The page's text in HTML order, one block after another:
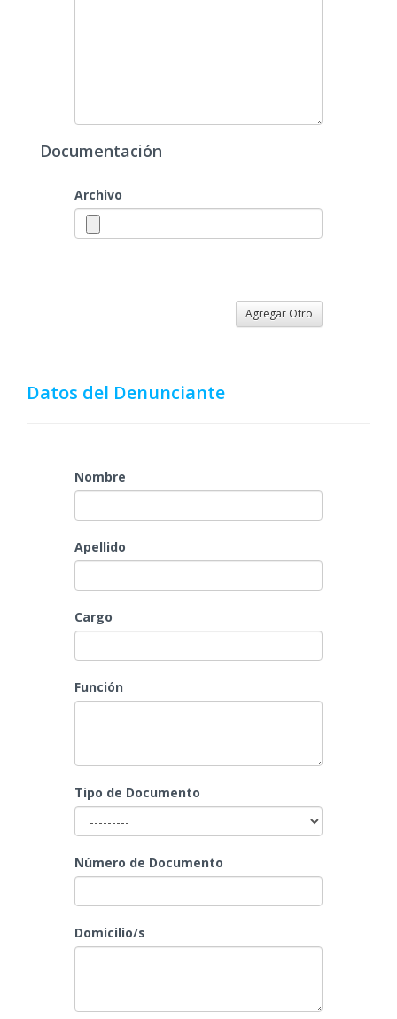
Documentación
Archivo
Agregar Otro
Datos del Denunciante
Nombre
Apellido
Cargo
Función
Tipo de Documento
Número de Documento
Domicilio/s